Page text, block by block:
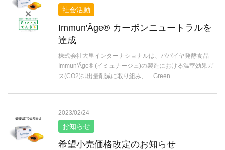
社会活動
Immun'Âge® カーボンニュートラルを
達成
株式会社大里インターナショナルは、パパイヤ発酵食品
Immun'Âge® (イミュナージュ)の製造における温室効果ガ
ス(CO2)排出量削減に取り組み、「Green...
2023/02/24
お知らせ
希望小売価格改定のお知らせ